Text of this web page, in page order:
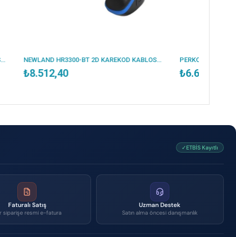
NEWLAND HR3300-BT 2D KAREKOD KABLOSUZ BLUETOOTH BARKOD OKUYUCU + STAND
✓ETBİS Kayıtlı
Faturalı Satış
siparişe resmi e-fatura
Uzman Destek
Satın alma öncesi danışmanlık